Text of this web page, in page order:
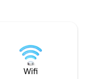
barco de pedales
Wifi